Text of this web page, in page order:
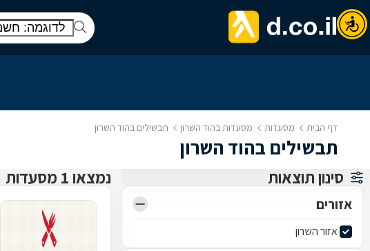
דף הבית מסעדות מסעדות בהוד השרון תבשילים בהוד השרון
תבשילים בהוד השרון
סינון תוצאות
אזורים
אזור השרון
נמצאו 1 מסעדות